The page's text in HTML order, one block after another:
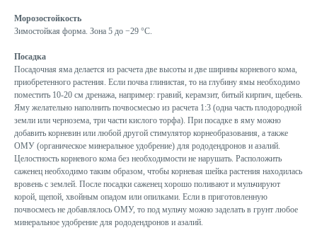
Морозостойкость
Зимостойкая форма. Зона 5 до −29 °C.
Посадка
Посадочная яма делается из расчета две высоты и две ширины корневого кома,
приобретенного растения. Если почва глинистая, то на глубину ямы необходимо
поместить 10-20 см дренажа, например: гравий, керамзит, битый кирпич, щебень.
Яму желательно наполнить почвосмесью из расчета 1:3 (одна часть плодородной
земли или чернозема, три части кислого торфа). При посадке в яму можно
добавить корневин или любой другой стимулятор корнеобразования, а также
ОМУ (органическое минеральное удобрение) для рододендронов и азалий.
Целостность корневого кома без необходимости не нарушать. Расположить
саженец необходимо таким образом, чтобы корневая шейка растения находилась
вровень с землей. После посадки саженец хорошо поливают и мульчируют
корой, щепой, хвойным опадом или опилками. Если в приготовленную
почвосмесь не добавлялось ОМУ, то под мульчу можно заделать в грунт любое
минеральное удобрение для рододендронов и азалий.